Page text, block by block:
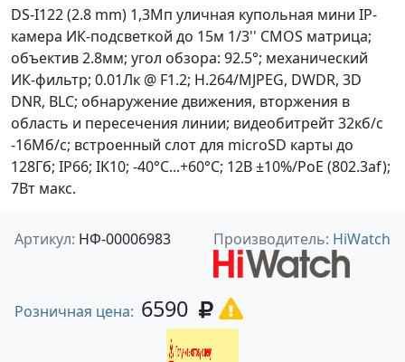
DS-I122 (2.8 mm) 1,3Мп уличная купольная мини IP-
камера ИК-подсветкой до 15м 1/3'' CMOS матрица;
объектив 2.8мм; угол обзора: 92.5°; механический
ИК-фильтр; 0.01Лк @ F1.2; H.264/MJPEG, DWDR, 3D
DNR, BLC; обнаружение движения, вторжения в
область и пересечения линии; видеобитрейт 32кб/с
-16Мб/с; встроенный слот для microSD карты до
128Гб; IP66; IK10; -40°C...+60°C; 12В ±10%/PoE (802.3af);
7Вт макс.
Артикул: НФ-00006983 Производитель: HiWatch
Розничная цена: 6590
Получить оптовую цену